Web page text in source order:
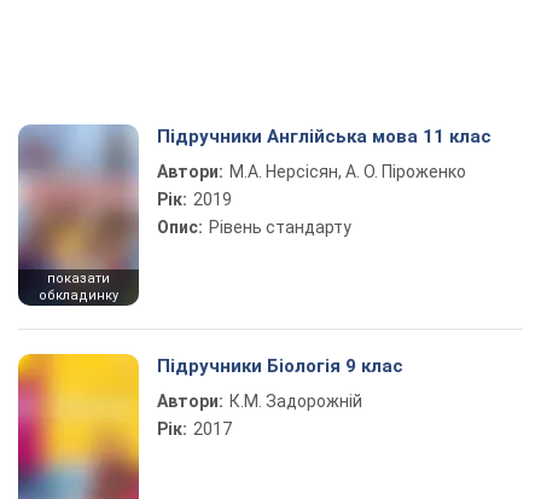
показати
обкладинку
Підручники Англійська мова 11 клас
Автори: М.А. Нерсісян, А. О. Піроженко
Рік: 2019
Опис: Рівень стандарту
Підручники Біологія 9 клас
Автори: К.М. Задорожній
Рік: 2017